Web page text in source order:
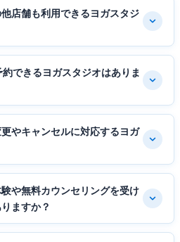
店舗も利用できるヨガスタジ
できるヨガスタジオはありま
やキャンセルに対応するヨガ
や無料カウンセリングを受け
ますか？